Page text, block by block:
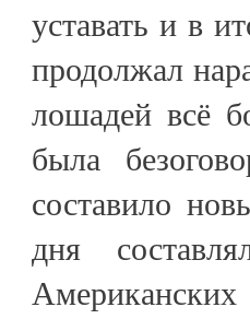
уставать и в
продолжал
лошадей всё
была
составило
дня